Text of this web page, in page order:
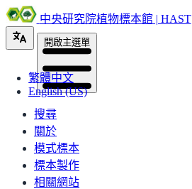
中央研究院植物標本館 | HAST
繁體中文
English (US)
開啟主選單
搜尋
關於
模式標本
標本製作
相關網站